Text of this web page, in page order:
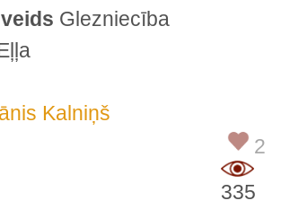
Glezniecība
Kalniņš
2
335